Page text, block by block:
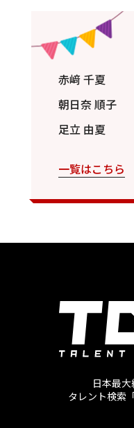
赤﨑 千夏
朝日奈 順子
足立 由夏
一覧はこちら
日本最
タレント検索